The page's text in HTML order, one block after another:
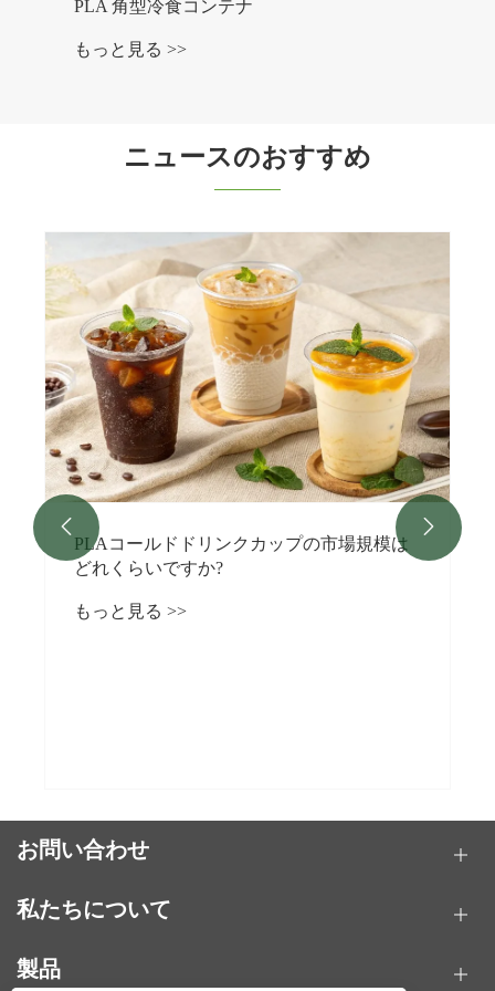
PLA 角型冷食コンテナ
もっと見る >>
ニュースのおすすめ
PLAコールドドリンクカップの市場規模は
どれくらいですか?
もっと見る >>
 
お問い合わせ
私たちについて
製品